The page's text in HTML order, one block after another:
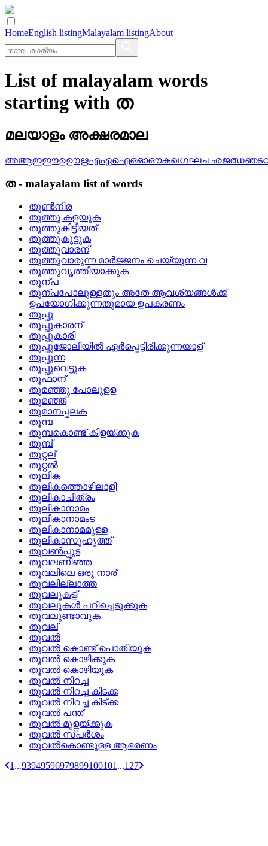
HomeEnglish listingMalayalam listingAbout
List of malayalam words
starting with ത
മലയാളം അക്ഷരമാല
അആഇഈഉഊഋഎഏഐഒഓഔകഖഗഘചഛജഝഞട
ത- malayalam list of words
തൂണ്‍നിര
തൂത്തു കളയുക
തൂത്തുകിട്ടിയത്
തൂത്തുകൂട്ടുക
തൂത്തുവാരന്
തൂത്തുവാരുന്ന മാര്‍ജ്ജനം ചെയ്യുന്ന വ
തൂത്തുവൃത്തിയാക്കുക
തൂന്പ
തൂന്പപോലുള്ളതും അതേ ആവശ്യങ്ങള്‍ക്ക്
ഉപയോഗിക്കുന്നതുമായ ഉപകരണം
തൂപ്പു
തൂപ്പുകാരന്
തൂപ്പുകാരി
തൂപ്പുജോലിയില്‍ ഏര്‍പ്പെട്ടിരിക്കുന്നയാള്
തൂപ്പുന്ന
തൂപ്പുവെട്ടുക
തൂഫാന്
തൂമഞ്ഞു പോലുളള
തൂമഞ്ഞ്
തൂമാനപ്പലക
തൂമ്പ
തൂമ്പകൊണ്ട്‌ കിളയ്‌ക്കുക
തൂമ്പ്
തൂറ്റല്
തൂറ്റല്‍
തൂലിക
തൂലികത്തൊഴിലാളി
തൂലികാചിത്രം
തൂലികാനാമം
തൂലികാനാമംട
തൂലികാനാമമുള്ള
തൂലികാസുഹൃത്ത്
തൂവണ്‍പ്പൂട
തൂവലണിഞ്ഞ
തൂവലിലെ ഒരു നാര്
തൂവലില്ലാത്ത
തൂവലുകള്
തൂവലുകള്‍ പറിച്ചെടുക്കുക
തൂവലുണ്ടാവുക
തൂവല്
തൂവല്‍
തൂവല്‍ കൊണ്ട്‌ പൊതിയുക
തൂവല്‍ കൊഴിക്കുക
തൂവല്‍ കൊഴിയുക
തൂവല്‍ നിറച്ച
തൂവല്‍ നിറച്ച കിടക്ക
തൂവല്‍ നിറച്ച കിട്‌ക്ക
തൂവല്‍ പന്ത്
തൂവല്‍ മുളയ്‌ക്കുക
തൂവല്‍ സ്‌പര്‍ശം
തൂവല്‍കൊണ്ടുള്ള ആഭരണം
1 ...93949596979899100101 ...127